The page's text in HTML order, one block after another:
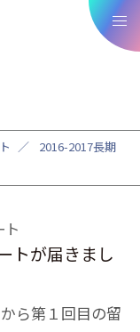
／
2016-2017長期
ト
トが届きまし
ら第１回目の留